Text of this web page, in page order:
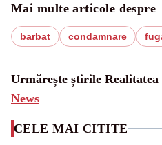
Mai multe articole despre
barbat condamnare
Urmărește știrile Realitatea
News
CELE MAI CITITE